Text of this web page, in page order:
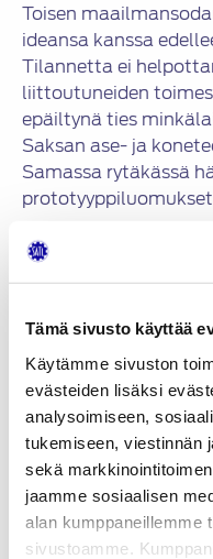
Tämä sivusto käyttää
Käytämme sivuston
evästeiden lisäksi
analysoimiseen,
tukemiseen, viestinnän
sekä
jaamme sosiaalisen
alan kumppaneillemme
sivustoamme.
Toisen
ideansa kanssa
Tilannetta ei
liittoutuneiden
epäiltynä ties
Saksan ase- ja
Samassa rytäkässä
Sinnikkyys
Ensimmäinen
käynnistettiin vasta
käynnistyi tämän
vaikuttikin
alkaisikin niin